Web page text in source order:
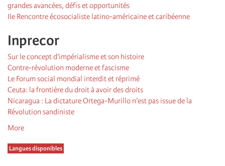
grandes avancées, défis et opportunités
IIe Rencontre écosocialiste latino-américaine et caribéenne
Inprecor
Sur le concept d’impérialisme et son histoire
Contre-révolution moderne et fascisme
Le Forum social mondial interdit et réprimé
Ceuta: la frontière du droit à avoir des droits
Nicaragua : La dictature Ortega-Murillo n’est pas issue de la
Révolution sandiniste
More
Langues disponibles